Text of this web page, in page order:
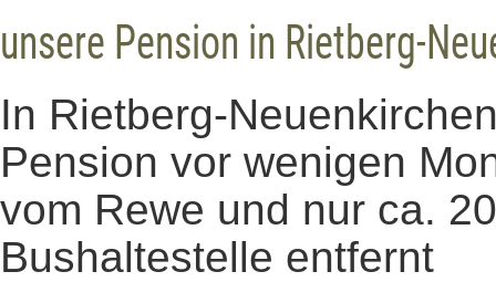
unsere Pension in Rietberg-
In Rietberg-
Pension vor wenigen
vom Rewe und nur ca.
Bushaltestelle entfernt